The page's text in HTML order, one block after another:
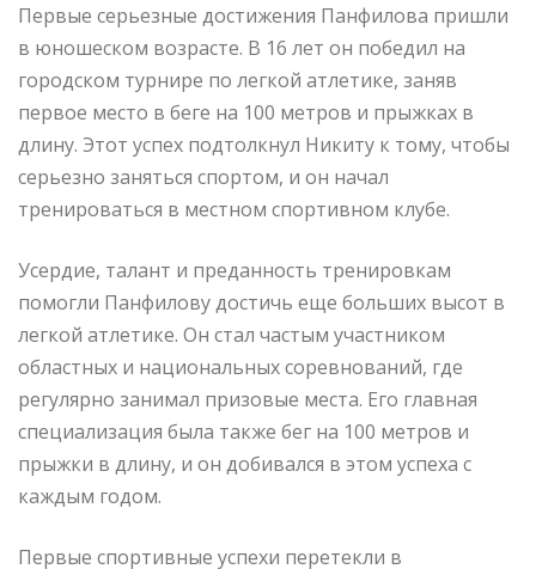
Первые серьезные достижения Панфилова пришли
в юношеском возрасте. В 16 лет он победил на
городском турнире по легкой атлетике, заняв
первое место в беге на 100 метров и прыжках в
длину. Этот успех подтолкнул Никиту к тому, чтобы
серьезно заняться спортом, и он начал
тренироваться в местном спортивном клубе.
Усердие, талант и преданность тренировкам
помогли Панфилову достичь еще больших высот в
легкой атлетике. Он стал частым участником
областных и национальных соревнований, где
регулярно занимал призовые места. Его главная
специализация была также бег на 100 метров и
прыжки в длину, и он добивался в этом успеха с
каждым годом.
Первые спортивные успехи перетекли в